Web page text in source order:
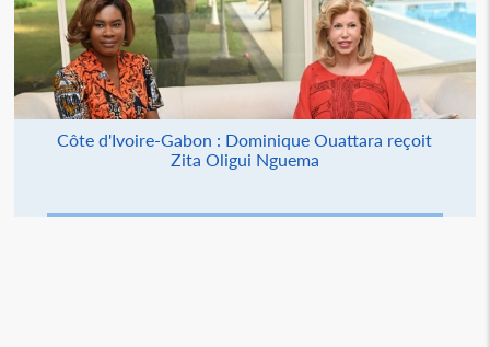
Côte d'Ivoire-Gabon : Dominique Ouattara reçoit
Zita Oligui Nguema